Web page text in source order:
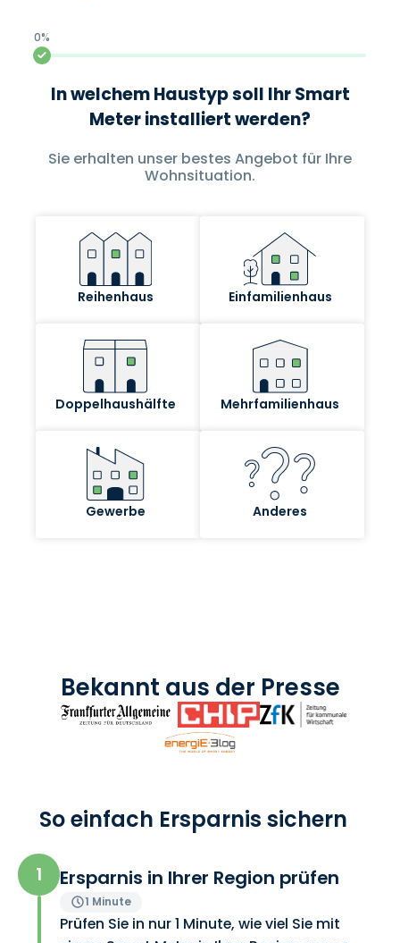
Bekannt aus der Presse
So einfach Ersparnis sichern
1 Ersparnis in Ihrer Region prüfen
1 Minute
Prüfen Sie in nur 1 Minute, wie viel Sie mit